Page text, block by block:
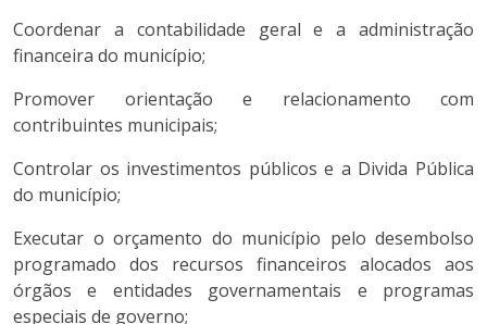
Coordenar a contabilidade geral e a administração
financeira do município;
Promover orientação e relacionamento com
contribuintes municipais;
Controlar os investimentos públicos e a Divida Pública
do município;
Executar o orçamento do município pelo desembolso
programado dos recursos financeiros alocados aos
órgãos e entidades governamentais e programas
especiais de governo;